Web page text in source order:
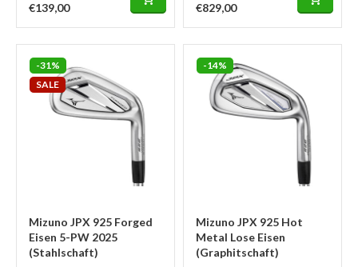
€139,00 €829,00
-31%
SALE
Mizuno JPX 925 Forged
Eisen 5-PW 2025
(Stahlschaft)
-14%
Mizuno JPX 925 Hot
Metal Lose Eisen
(Graphitschaft)